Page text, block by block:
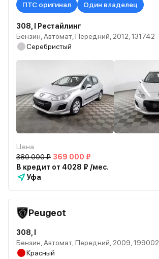
ПТС оригинал Один владелец
308, I Рестайлинг
Бензин, Автомат, Передний, 2012, 131742
Серебристый
Цена
380 000 ₽ 369 000 ₽
В кредит от 4028 ₽ /мес.
Уфа
Peugeot
308, I
Бензин, Автомат, Передний, 2009, 199002
Красный